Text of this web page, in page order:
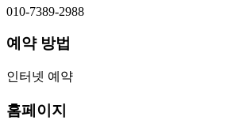
010-7389-2988
예약 방법
인터넷 예약
홈페이지